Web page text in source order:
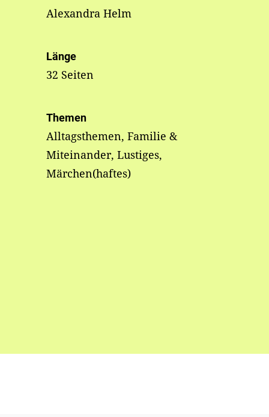
Alexandra Helm
Länge
32 Seiten
Themen
Alltagsthemen, Familie &
Miteinander, Lustiges,
Märchen(haftes)